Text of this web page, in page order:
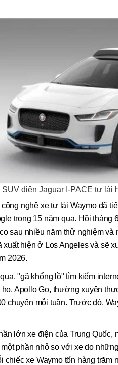
điện Jaguar I-PACE tự lái
nghệ xe tự lái Waymo đã
trong 15 năm qua. Hồi tháng
sau nhiều năm thử nghiệm
xuất hiện ở Los Angeles và sẽ
2026.
"gã khổng lồ" tìm kiếm
họ, Apollo Go, thường xuyên
chuyến mỗi tuần. Trước đó,
lớn xe điện của Trung
phần nhỏ so với xe do
chiếc xe Waymo tốn hàng